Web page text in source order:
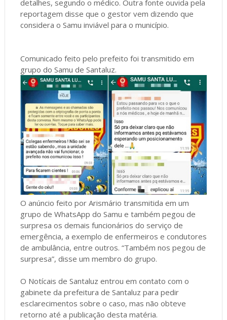
detalhes, segundo o médico. Outra fonte ouvida pela
reportagem disse que o gestor vem dizendo que
considera o Samu inviável para o município.
Comunicado feito pelo prefeito foi transmitido em
grupo do Samu de Santaluz.
O anúncio feito por Arismário transmitida em um
grupo de WhatsApp do Samu e também pegou de
surpresa os demais funcionários do serviço de
emergência, a exemplo de enfermeiros e condutores
de ambulância, entre outros. “Também nos pegou de
surpresa”, disse um membro do grupo.
O Notícais de Santaluz entrou em contato com o
gabinete da prefeitura de Santaluz para pedir
esclarecimentos sobre o caso, mas não obteve
retorno até a publicação desta matéria.